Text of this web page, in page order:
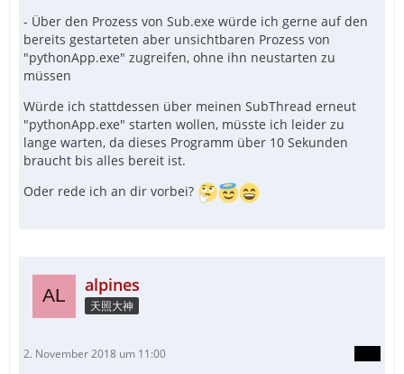
- Über den Prozess von Sub.exe würde ich gerne auf den
bereits gestarteten aber unsichtbaren Prozess von
"pythonApp.exe" zugreifen, ohne ihn neustarten zu
müssen
Würde ich stattdessen über meinen SubThread erneut
"pythonApp.exe" starten wollen, müsste ich leider zu
lange warten, da dieses Programm über 10 Sekunden
braucht bis alles bereit ist.
Oder rede ich an dir vorbei?
alpines
天照大神
2. November 2018 um 11:00